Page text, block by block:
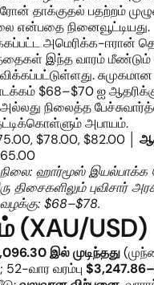
தாக்குதல் பதற்றம்
என்பதை நினைவூட்டியது.
அமெரிக்க-ஈரான்
இந்த வாரம்
சுமுகமான
$68–$70 ஐ
நிலைத்த
அபாயம்.
$78.00, $82.00 │
ஹார்மூஸ் இயல்பாக்க
புவிசார்
$68–$78.
(XAU/USD)
இல் முடிந்தது
52-வார வரம்பு